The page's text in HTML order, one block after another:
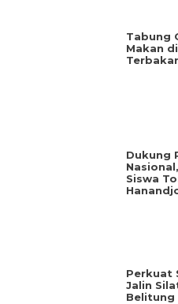
‎Tabung
Makan
‎Dukung
Siswa
‎Perkuat
Jalin
Belitung